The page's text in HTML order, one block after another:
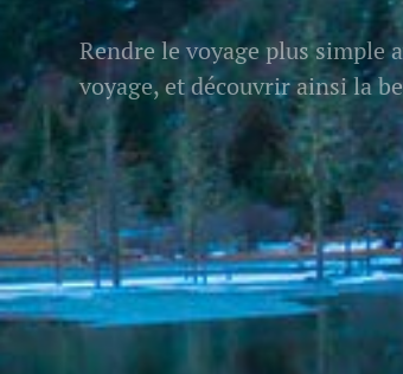
Rendre le voyage plus simple
voyage, et découvrir ainsi la